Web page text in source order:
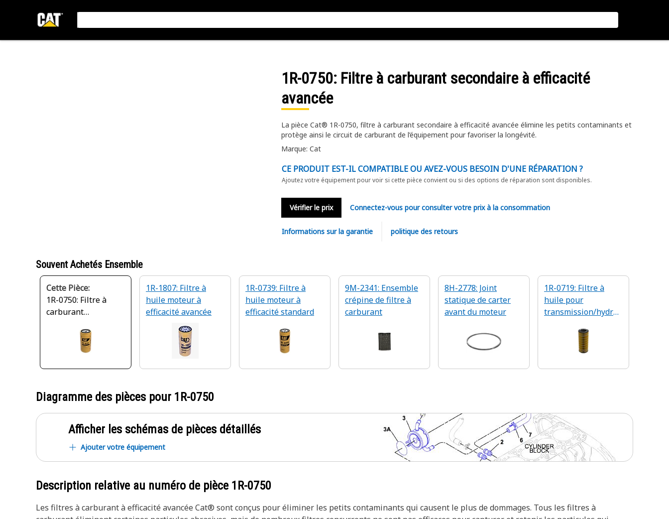
1R-0750: Filtre à carburant secondaire à efficacité
avancée
La pièce Cat® 1R-0750, filtre à carburant secondaire à efficacité avancée élimine les petits contaminants et
protège ainsi le circuit de carburant de l’équipement pour favoriser la longévité.
Marque: Cat
CE PRODUIT EST-IL COMPATIBLE OU AVEZ-VOUS BESOIN D'UNE RÉPARATION ?
Ajoutez votre équipement pour voir si cette pièce convient ou si des options de réparation sont disponibles.
Vérifier le prix Connectez-vous pour consulter votre prix à la consommation
Informations sur la garantie politique des retours
Souvent Achetés Ensemble
Cette Pièce:
1R-0750: Filtre à
carburant
efficacité avancée
1R-1807: Filtre à
huile moteur à
efficacité avancée
1R-0739: Filtre à
huile moteur à
efficacité standard
9M-2341: Ensemble
crépine de filtre à
carburant
8H-2778: Joint
statique de carter
avant du moteur
1R-0719: Filtre à
huile pour
transmission/hydrau
Diagramme des pièces pour 1R-0750
Afficher les schémas de pièces détaillés
Ajouter votre équipement
Description relative au numéro de pièce 1R-0750
Les filtres à carburant à efficacité avancée Cat® sont conçus pour éliminer les petits contaminants qui causent le plus de dommages. Tous les filtres à